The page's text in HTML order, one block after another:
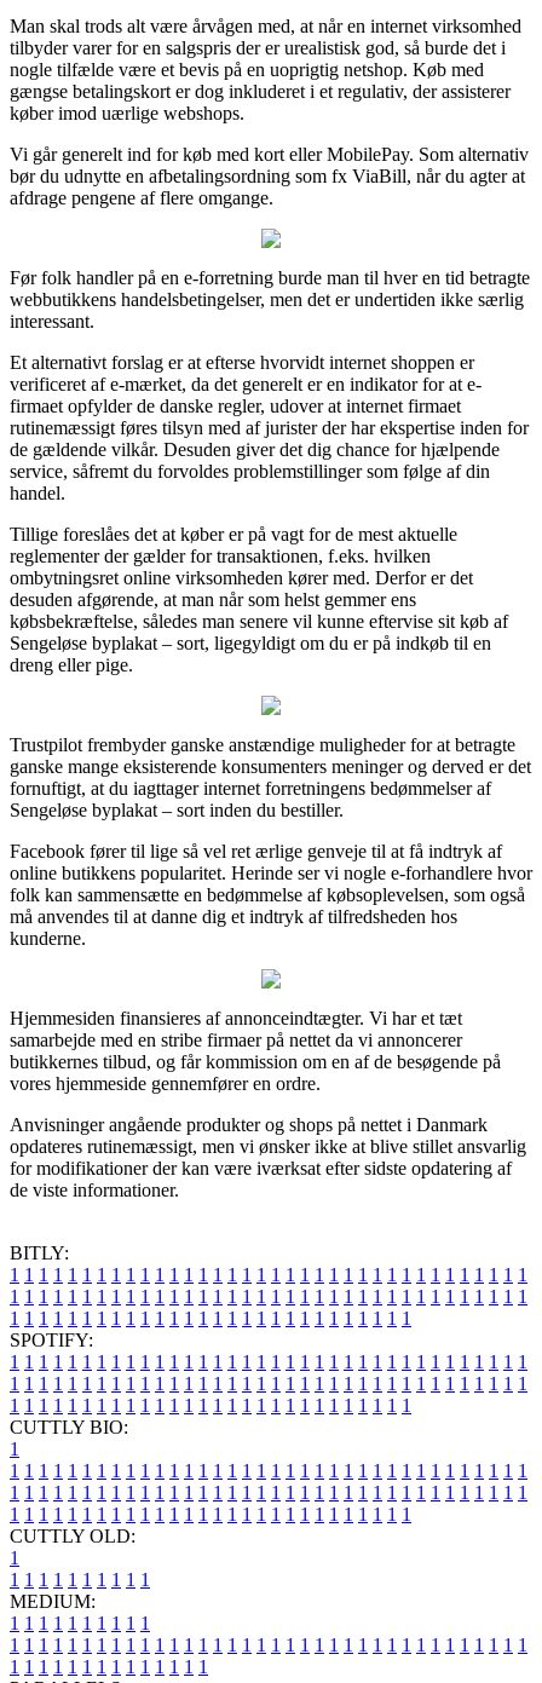
Man skal trods alt være årvågen med, at når en internet virksomhed
tilbyder varer for en salgspris der er urealistisk god, så burde det i
nogle tilfælde være et bevis på en uoprigtig netshop. Køb med
gængse betalingskort er dog inkluderet i et regulativ, der assisterer
køber imod uærlige webshops.
Vi går generelt ind for køb med kort eller MobilePay. Som alternativ
bør du udnytte en afbetalingsordning som fx ViaBill, når du agter at
afdrage pengene af flere omgange.
Før folk handler på en e-forretning burde man til hver en tid betragte
webbutikkens handelsbetingelser, men det er undertiden ikke særlig
interessant.
Et alternativt forslag er at efterse hvorvidt internet shoppen er
verificeret af e-mærket, da det generelt er en indikator for at e-
firmaet opfylder de danske regler, udover at internet firmaet
rutinemæssigt føres tilsyn med af jurister der har ekspertise inden for
de gældende vilkår. Desuden giver det dig chance for hjælpende
service, såfremt du forvoldes problemstillinger som følge af din
handel.
Tillige foreslåes det at køber er på vagt for de mest aktuelle
reglementer der gælder for transaktionen, f.eks. hvilken
ombytningsret online virksomheden kører med. Derfor er det
desuden afgørende, at man når som helst gemmer ens
købsbekræftelse, således man senere vil kunne eftervise sit køb af
Sengeløse byplakat – sort, ligegyldigt om du er på indkøb til en
dreng eller pige.
Trustpilot frembyder ganske anstændige muligheder for at betragte
ganske mange eksisterende konsumenters meninger og derved er det
fornuftigt, at du iagttager internet forretningens bedømmelser af
Sengeløse byplakat – sort inden du bestiller.
Facebook fører til lige så vel ret ærlige genveje til at få indtryk af
online butikkens popularitet. Herinde ser vi nogle e-forhandlere hvor
folk kan sammensætte en bedømmelse af købsoplevelsen, som også
må anvendes til at danne dig et indtryk af tilfredsheden hos
kunderne.
Hjemmesiden finansieres af annonceindtægter. Vi har et tæt
samarbejde med en stribe firmaer på nettet da vi annoncerer
butikkernes tilbud, og får kommission om en af de besøgende på
vores hjemmeside gennemfører en ordre.
Anvisninger angående produkter og shops på nettet i Danmark
opdateres rutinemæssigt, men vi ønsker ikke at blive stillet ansvarlig
for modifikationer der kan være iværksat efter sidste opdatering af
de viste informationer.
BITLY:
1 1 1 1 1 1 1 1 1 1 1 1 1 1 1 1 1 1 1 1 1 1 1 1 1 1 1 1 1 1 1 1 1 1 1 1
1 1 1 1 1 1 1 1 1 1 1 1 1 1 1 1 1 1 1 1 1 1 1 1 1 1 1 1 1 1 1 1 1 1 1 1
1 1 1 1 1 1 1 1 1 1 1 1 1 1 1 1 1 1 1 1 1 1 1 1 1 1 1 1
SPOTIFY:
1 1 1 1 1 1 1 1 1 1 1 1 1 1 1 1 1 1 1 1 1 1 1 1 1 1 1 1 1 1 1 1 1 1 1 1
1 1 1 1 1 1 1 1 1 1 1 1 1 1 1 1 1 1 1 1 1 1 1 1 1 1 1 1 1 1 1 1 1 1 1 1
1 1 1 1 1 1 1 1 1 1 1 1 1 1 1 1 1 1 1 1 1 1 1 1 1 1 1 1
CUTTLY BIO:
1
1 1 1 1 1 1 1 1 1 1 1 1 1 1 1 1 1 1 1 1 1 1 1 1 1 1 1 1 1 1 1 1 1 1 1 1
1 1 1 1 1 1 1 1 1 1 1 1 1 1 1 1 1 1 1 1 1 1 1 1 1 1 1 1 1 1 1 1 1 1 1 1
1 1 1 1 1 1 1 1 1 1 1 1 1 1 1 1 1 1 1 1 1 1 1 1 1 1 1 1
CUTTLY OLD:
1
1 1 1 1 1 1 1 1 1 1
MEDIUM:
1 1 1 1 1 1 1 1 1 1
1 1 1 1 1 1 1 1 1 1 1 1 1 1 1 1 1 1 1 1 1 1 1 1 1 1 1 1 1 1 1 1 1 1 1 1
1 1 1 1 1 1 1 1 1 1 1 1 1 1